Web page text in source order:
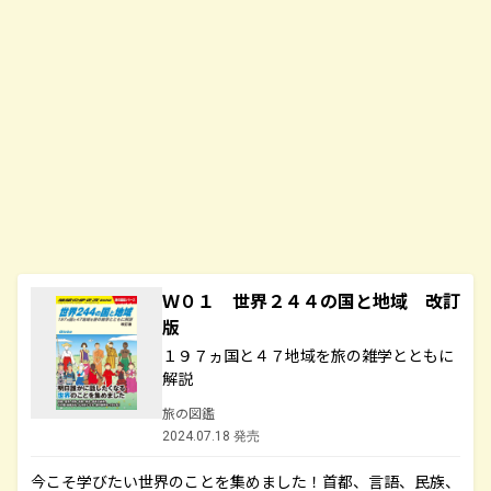
Ｗ０１ 世界２４４の国と地域 改訂
版
１９７ヵ国と４７地域を旅の雑学とともに
解説
旅の図鑑
2024.07.18 発売
今こそ学びたい世界のことを集めました！首都、言語、民族、